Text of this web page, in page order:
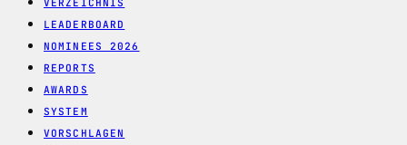
VERZEICHNIS
LEADERBOARD
NOMINEES 2026
REPORTS
AWARDS
SYSTEM
VORSCHLAGEN